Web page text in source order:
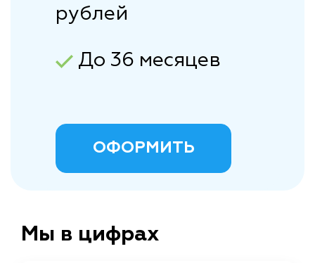
рублей
До 36 месяцев
ОФОРМИТЬ
Мы в цифрах